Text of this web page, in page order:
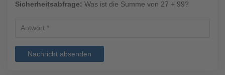
Sicherheitsabfrage: Was ist die Summe von 27 + 99?
Nachricht absenden